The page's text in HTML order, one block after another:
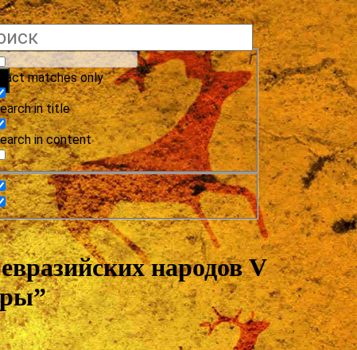
Exact matches only
in title
in content
народов V